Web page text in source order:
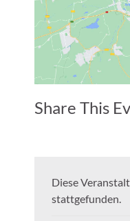
Share This
Diese
stattgefunden.